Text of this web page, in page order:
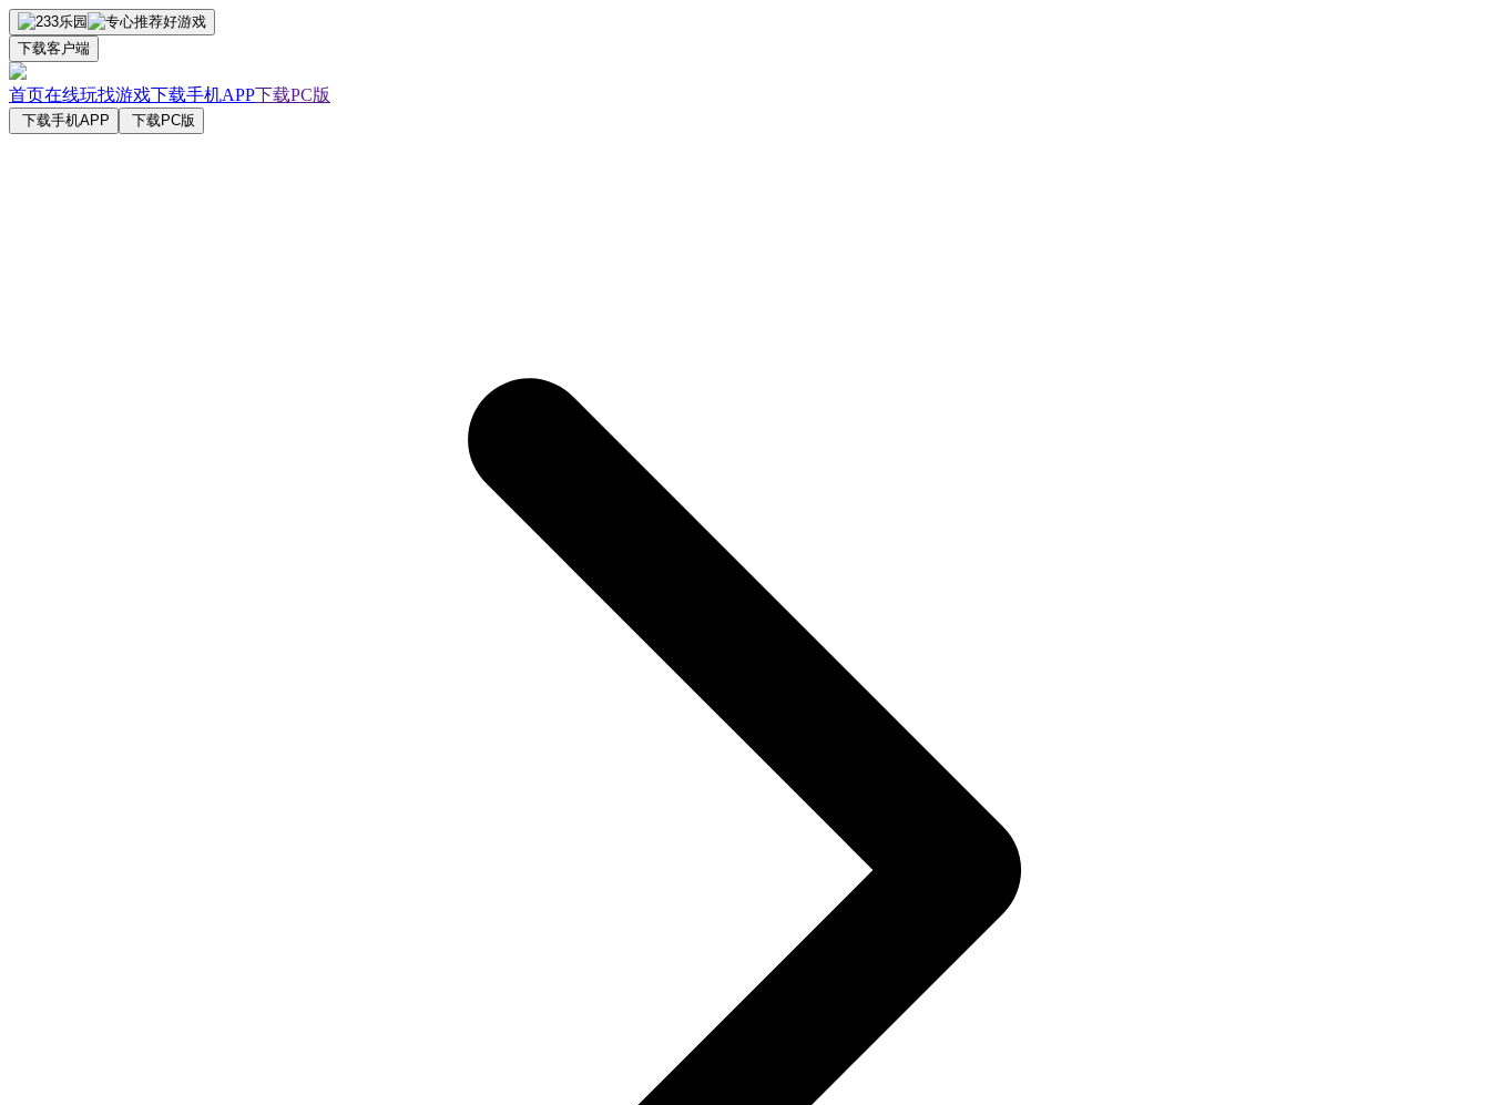
下载客户端
首页在线玩找游戏下载手机APP下载PC版
下载手机APP 下载PC版